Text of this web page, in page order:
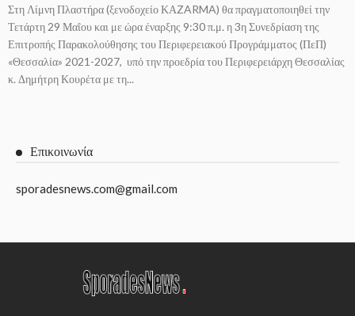
Στη Λίμνη Πλαστήρα (ξενοδοχείο ΚΑZARMA) θα πραγματοποιηθεί την
Τετάρτη 29 Μαΐου και με ώρα έναρξης 9:30 π.μ. η 3η Συνεδρίαση της
Επιτροπής Παρακολούθησης του Περιφερειακού Προγράμματος (ΠεΠ)
«Θεσσαλία» 2021-2027, υπό την προεδρία του Περιφερειάρχη Θεσσαλίας
κ. Δημήτρη Κουρέτα με τη...
Επικοινωνία
sporadesnews.com@gmail.com